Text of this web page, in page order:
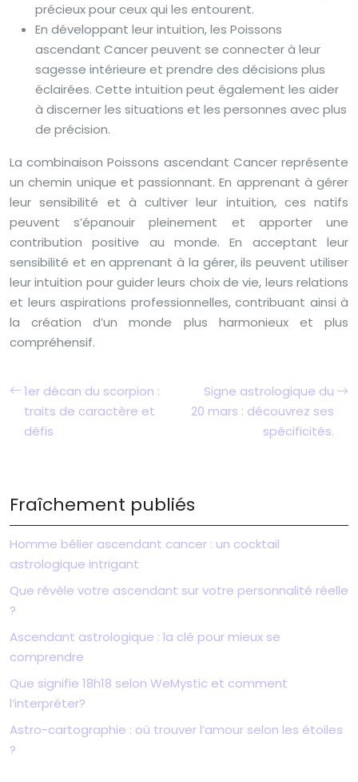
précieux pour ceux qui les entourent.
En développant leur intuition, les Poissons
ascendant Cancer peuvent se connecter à leur
sagesse intérieure et prendre des décisions plus
éclairées. Cette intuition peut également les aider
à discerner les situations et les personnes avec plus
de précision.
La combinaison Poissons ascendant Cancer représente
un chemin unique et passionnant. En apprenant à gérer
leur sensibilité et à cultiver leur intuition, ces natifs
peuvent s’épanouir pleinement et apporter une
contribution positive au monde. En acceptant leur
sensibilité et en apprenant à la gérer, ils peuvent utiliser
leur intuition pour guider leurs choix de vie, leurs relations
et leurs aspirations professionnelles, contribuant ainsi à
la création d’un monde plus harmonieux et plus
compréhensif.
1er décan du scorpion :
traits de caractère et
défis
Signe astrologique du
20 mars : découvrez ses
spécificités.
Fraîchement publiés
Homme bélier ascendant cancer : un cocktail
astrologique intrigant
Que révèle votre ascendant sur votre personnalité réelle
?
Ascendant astrologique : la clé pour mieux se
comprendre
Que signifie 18h18 selon WeMystic et comment
l’interpréter?
Astro-cartographie : où trouver l’amour selon les étoiles
?